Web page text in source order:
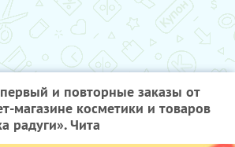
и повторные заказы от
магазине косметики и товаров
радуги». Чита